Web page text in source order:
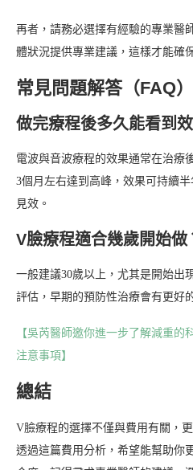
再者，請務必選擇有經驗的專業醫
體狀況提供專業建議，這樣才能確
常見問題解答（FAQ）
做完療程後多久能看到
電波與音波療程的效果通常在治療
3個月左右達到高峰，效果可持續
見效。
V臉療程適合幾歲開始做
一般建議30歲以上，尤其是開始出
評估，早期的預防性治療會有更好
【吳芮醫師邀你進一步了解減重
注意事項】
總結
V臉療程的選擇不僅與費用有關，
透過這篇費用分析，希望能幫助你